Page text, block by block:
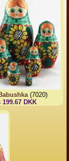
(7020)
199.67 DKK